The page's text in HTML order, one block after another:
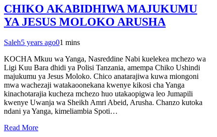
CHIKO AKABIDHIWA MAJUKUMU
YA JESUS MOLOKO ARUSHA
Saleh5 years ago01 mins
KOCHA Mkuu wa Yanga, Nasreddine Nabi kuelekea mchezo wa
Ligi Kuu Bara dhidi ya Polisi Tanzania, amempa Chiko Ushindi
majukumu ya Jesus Moloko. Chico anatarajiwa kuwa miongoni
mwa wachezaji watakaoonekana kwenye kikosi cha Yanga
kinachotarajia kucheza mchezo huo utakaopigwa leo Jumapili
kwenye Uwanja wa Sheikh Amri Abeid, Arusha. Chanzo kutoka
ndani ya Yanga, kimeliambia Spoti…
Read More